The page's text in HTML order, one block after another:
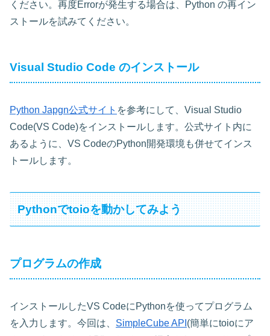
ください。再度Errorが発生する場合は、Python の再イン
ストールを試みてください。
Visual Studio Code のインストール
Python Japgn公式サイト を参考にして、Visual Studio
Code(VS Code)をインストールします。公式サイト内に
あるように、VS CodeのPython開発環境も併せてインス
トールします。
Pythonでtoioを動かしてみよう
プログラムの作成
インストールしたVS CodeにPythonを使ってプログラム
を入力します。今回は、 SimpleCube API (簡単にtoioにア